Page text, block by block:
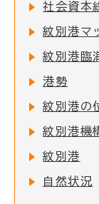
社会資本
紋別港マ
紋別港臨
港勢
紋別港の
紋別港機
紋別港
自然状況